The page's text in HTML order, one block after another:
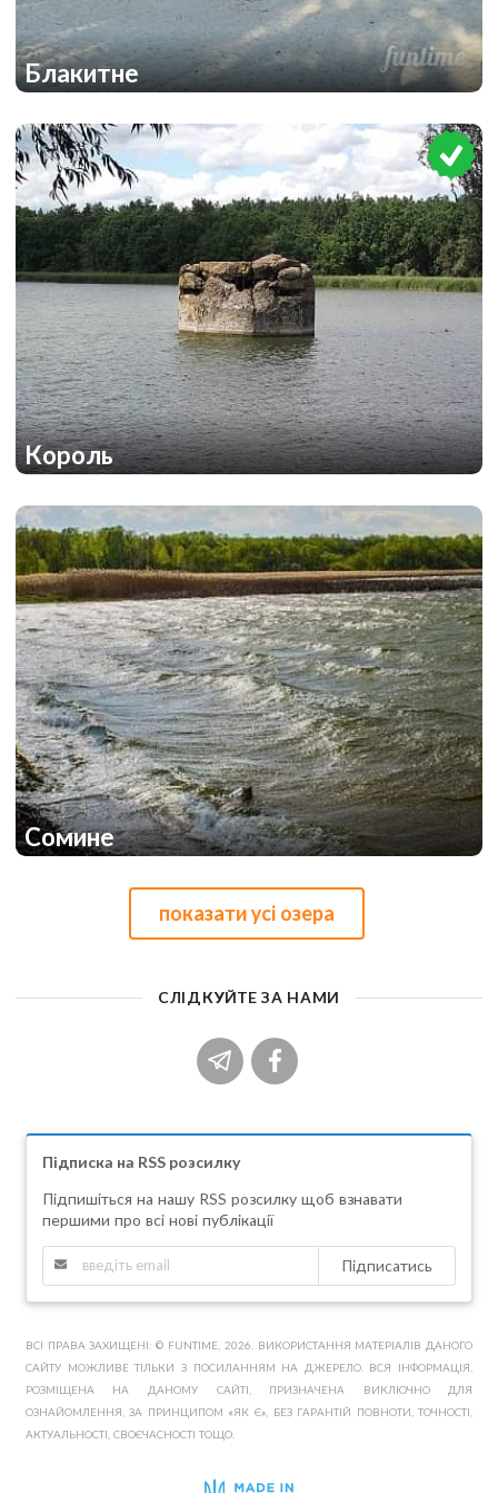
Блакитне
3 3
Король
1 2
Сомине
показати усі озера
СЛІДКУЙТЕ ЗА НАМИ
Підписка на RSS розсилку
Підпишіться на нашу RSS розсилку щоб взнавати
першими про всі нові публікації
Підписатись
ВСІ ПРАВА ЗАХИЩЕНІ: © FUNTIME, 2026. ВИКОРИСТАННЯ МАТЕРІАЛІВ ДАНОГО
САЙТУ МОЖЛИВЕ ТІЛЬКИ З ПОСИЛАННЯМ НА ДЖЕРЕЛО. ВСЯ ІНФОРМАЦІЯ,
РОЗМІЩЕНА НА ДАНОМУ САЙТІ, ПРИЗНАЧЕНА ВИКЛЮЧНО ДЛЯ
ОЗНАЙОМЛЕННЯ, ЗА ПРИНЦИПОМ «ЯК Є», БЕЗ ГАРАНТІЙ ПОВНОТИ, ТОЧНОСТІ,
АКТУАЛЬНОСТІ, СВОЄЧАСНОСТІ ТОЩО.